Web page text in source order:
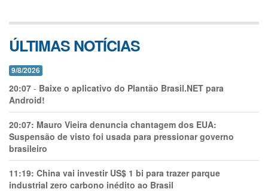
ÚLTIMAS NOTÍCIAS
9/8/2026
20:07 - Baixe o aplicativo do Plantão Brasil.NET para
Android!
20:07: Mauro Vieira denuncia chantagem dos EUA:
Suspensão de visto foi usada para pressionar governo
brasileiro
11:19: China vai investir US$ 1 bi para trazer parque
industrial zero carbono inédito ao Brasil